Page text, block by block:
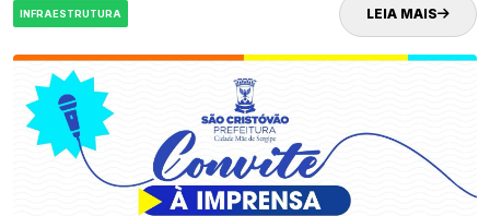
INFRAESTRUTURA LEIA MAIS